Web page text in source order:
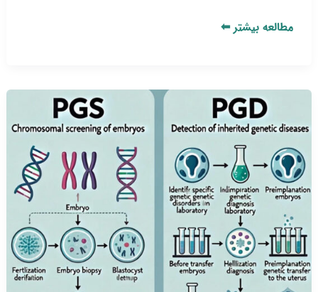
مطالعه بیشتر ⬅
PGD
چیست؟
بررسی
کامل
سلامت
جنین
در
IVF